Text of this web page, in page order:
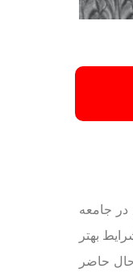
در جامعه
بهتر
حاضر